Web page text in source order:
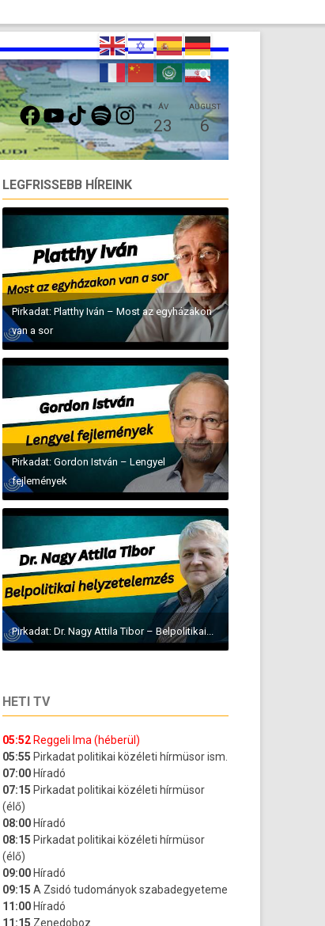
FACEBOOKYOUTUBETIKTOKSPOTIFYINSTAGRAMÁV
23
AUGUST
6
LEGFRISSEBB HÍREINK
Pirkadat: Platthy Iván – Most az egyházakon
van a sor
Pirkadat: Gordon István – Lengyel
fejlemények
Pirkadat: Dr. Nagy Attila Tibor – Belpolitikai...
HETI TV